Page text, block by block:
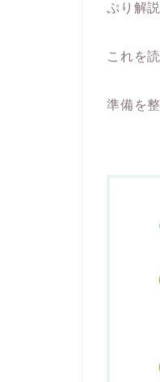
ぷり解説
これを
準備を